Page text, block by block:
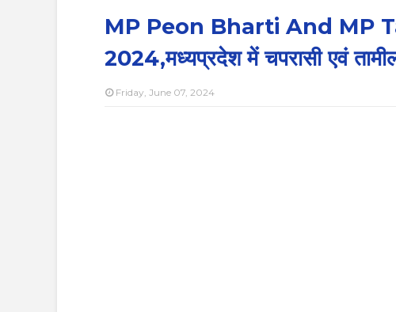
MP Peon Bharti And MP
2024,मध्यप्रदेश में चपरासी एवं
Friday, June 07, 2024